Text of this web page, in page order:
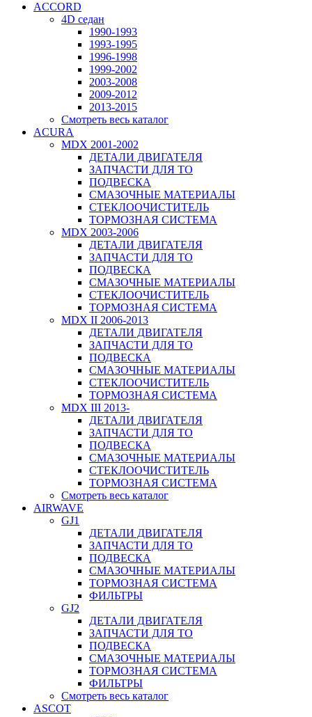
ACCORD
4D седан
1990-1993
1993-1995
1996-1998
1999-2002
2003-2008
2009-2012
2013-2015
Смотреть весь каталог
ACURA
MDX 2001-2002
ДЕТАЛИ ДВИГАТЕЛЯ
ЗАПЧАСТИ ДЛЯ ТО
ПОДВЕСКА
СМАЗОЧНЫЕ МАТЕРИАЛЫ
СТЕКЛООЧИСТИТЕЛЬ
ТОРМОЗНАЯ СИСТЕМА
MDX 2003-2006
ДЕТАЛИ ДВИГАТЕЛЯ
ЗАПЧАСТИ ДЛЯ ТО
ПОДВЕСКА
СМАЗОЧНЫЕ МАТЕРИАЛЫ
СТЕКЛООЧИСТИТЕЛЬ
ТОРМОЗНАЯ СИСТЕМА
MDX II 2006-2013
ДЕТАЛИ ДВИГАТЕЛЯ
ЗАПЧАСТИ ДЛЯ ТО
ПОДВЕСКА
СМАЗОЧНЫЕ МАТЕРИАЛЫ
СТЕКЛООЧИСТИТЕЛЬ
ТОРМОЗНАЯ СИСТЕМА
MDX III 2013-
ДЕТАЛИ ДВИГАТЕЛЯ
ЗАПЧАСТИ ДЛЯ ТО
ПОДВЕСКА
СМАЗОЧНЫЕ МАТЕРИАЛЫ
СТЕКЛООЧИСТИТЕЛЬ
ТОРМОЗНАЯ СИСТЕМА
Смотреть весь каталог
AIRWAVE
GJ1
ДЕТАЛИ ДВИГАТЕЛЯ
ЗАПЧАСТИ ДЛЯ ТО
ПОДВЕСКА
СМАЗОЧНЫЕ МАТЕРИАЛЫ
ТОРМОЗНАЯ СИСТЕМА
ФИЛЬТРЫ
GJ2
ДЕТАЛИ ДВИГАТЕЛЯ
ЗАПЧАСТИ ДЛЯ ТО
ПОДВЕСКА
СМАЗОЧНЫЕ МАТЕРИАЛЫ
ТОРМОЗНАЯ СИСТЕМА
ФИЛЬТРЫ
Смотреть весь каталог
ASCOT